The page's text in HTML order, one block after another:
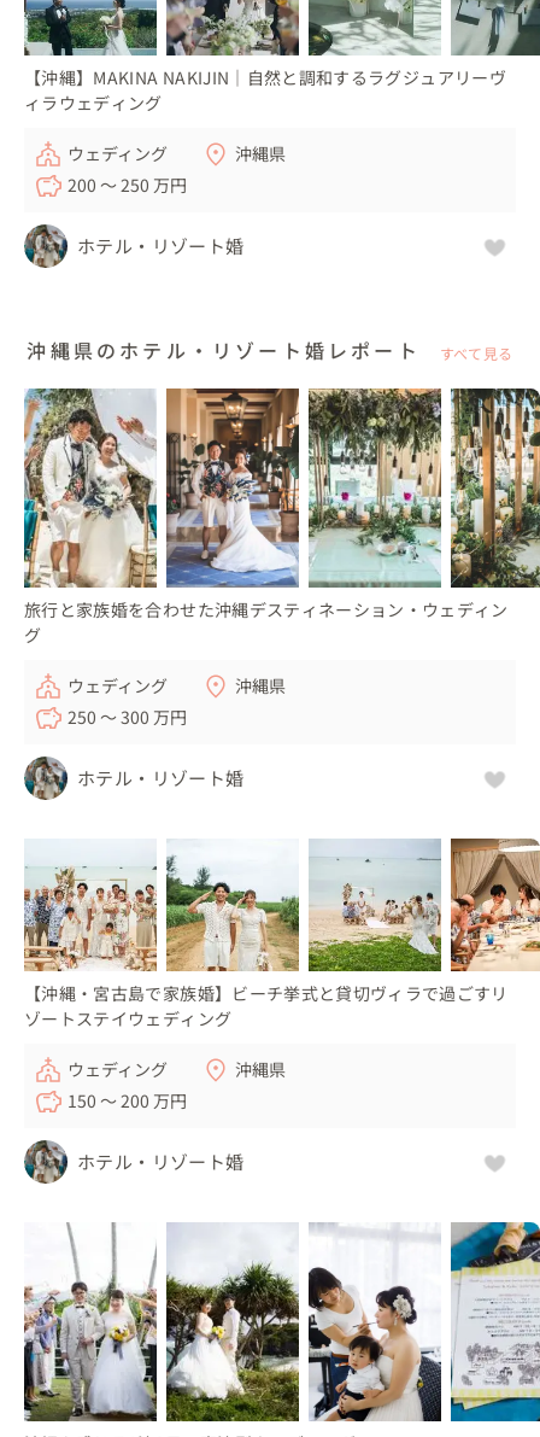
【沖縄】MAKINA NAKIJIN｜自然と調和するラグジュアリーヴ
ィラウェディング
ウェディング
沖縄県
200 〜 250 万円
ホテル・リゾート婚
沖縄県のホテル・リゾート婚レポート すべて見る
旅行と家族婚を合わせた沖縄デスティネーション・ウェディン
グ
ウェディング
沖縄県
250 〜 300 万円
ホテル・リゾート婚
【沖縄・宮古島で家族婚】ビーチ挙式と貸切ヴィラで過ごすリ
ゾートステイウェディング
ウェディング
沖縄県
150 〜 200 万円
ホテル・リゾート婚